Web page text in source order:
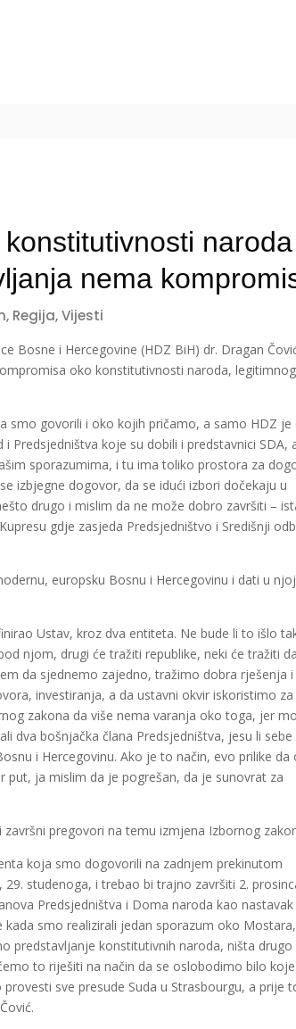
nema
, Regija,Vijesti
Bosne i Hercegovine (HDZ BiH) dr. Dragan
oko konstitutivnosti naroda, legitimnog
smo govorili i oko kojih pričamo, a samo HDZ je
Predsjedništva koje su dobili i predstavnici SDA,
sporazumima, i tu ima toliko prostora za
izbjegne dogovor, da se idući izbori dočekaju u
drugo i mislim da ne može dobro završiti –
gdje zasjeda Predsjedništvo i Središnji
europsku Bosnu i Hercegovinu i dati u
Ustav, kroz dva entiteta. Ne bude li to išlo
njom, drugi će tražiti republike, neki će tražiti
da sjednemo zajedno, tražimo dobra rješenja i
investiranja, a da ustavni okvir iskoristimo za
zakona da više nema varanja oko toga, jer
dva bošnjačka člana Predsjedništva, jesu li sebe
i Hercegovinu. Ako je to način, evo prilike da
ja mislim da je pogrešan, da je sunovrat za
pregovori na temu izmjena Izbornog
koja smo dogovorili na zadnjem prekinutom
studenoga, i trebao bi trajno završiti 2.
Predsjedništva i Doma naroda kao nastavak
smo realizirali jedan sporazum oko
predstavljanje konstitutivnih naroda, ništa drugo
to riješiti na način da se oslobodimo bilo
sve presude Suda u Strasbourgu, a prije